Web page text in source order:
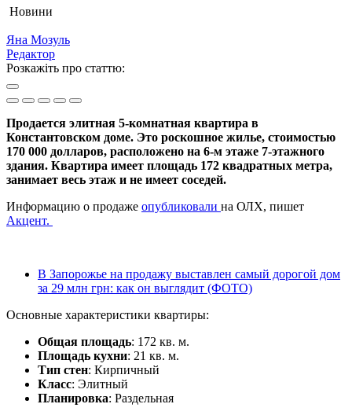
Новини
Яна Мозуль
Редактор
Розкажіть про статтю:
Продается элитная 5-комнатная квартира в
Константовском доме. Это роскошное жилье, стоимостью
170 000 долларов, расположено на 6-м этаже 7-этажного
здания. Квартира имеет площадь 172 квадратных метра,
занимает весь этаж и не имеет соседей.
Информацию о продаже опубликовали на ОЛХ, пишет
Акцент.
В Запорожье на продажу выставлен самый дорогой дом
за 29 млн грн: как он выглядит (ФОТО)
Основные характеристики квартиры:
Общая площадь: 172 кв. м.
Площадь кухни: 21 кв. м.
Тип стен: Кирпичный
Класс: Элитный
Планировка: Раздельная